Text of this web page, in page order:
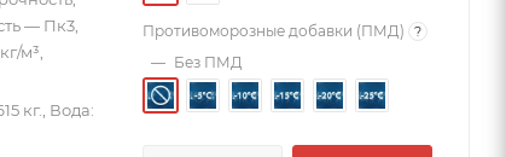
— Пк3,
м³,
кг., Вода:
Противоморозные добавки (ПМД) ?
— Без ПМД